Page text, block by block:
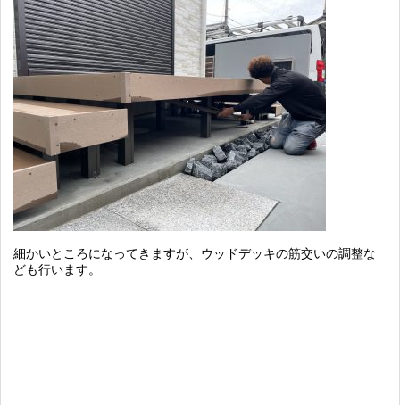
細かいところになってきますが、ウッドデッキの筋交いの調整な
ども行います。